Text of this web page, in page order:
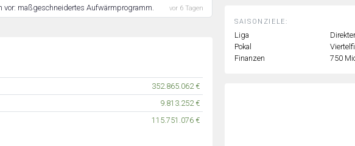
vor: maßgeschneidertes Aufwärmprogramm. vor 6 Tagen
352.865.062 €
9.813.252 €
115.751.076 €
SAISONZIELE:
Liga
Pokal
Finanzen
750